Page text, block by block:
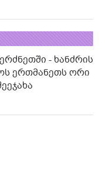
- ხანძრის
ერთმანეთს ორი